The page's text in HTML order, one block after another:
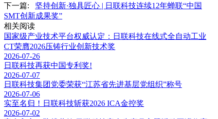
下一篇:
坚持创新·独具匠心 | 日联科技连续12年蝉联“中国
SMT创新成果奖”
相关阅读
国家级产业技术平台权威认定：日联科技在线式全自动工业
CT荣膺2026压铸行业创新技术奖
2026-07-26
日联科技再获中国专利奖!
2026-07-07
日联科技集团党委荣获“江苏省先进基层党组织”称号
2026-07-06
实至名归！日联科技斩获2026 ICA金控奖
2026-07-02